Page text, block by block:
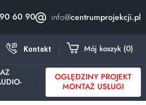
60 90 info@centrumprojekcji.pl
Kontakt Mój koszyk 0
OGLĘDZINY PROJEKT
MONTAŻ USŁUGI